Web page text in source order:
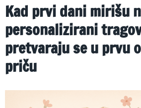
Kad prvi dani mirišu
personalizirani
pretvaraju se u prvu
priču